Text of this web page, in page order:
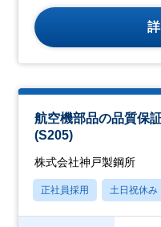
航空機部品の品質保
(S205)
株式会社神戸製鋼所
正社員採用 土日祝休み